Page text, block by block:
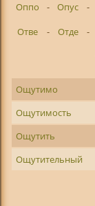
Оппо
- Опус -
Отве
- Отде -
Ощутимо
Ощутимость
Ощутить
Ощутительный